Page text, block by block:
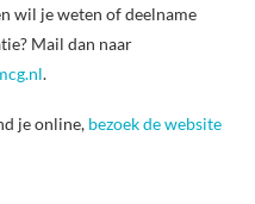
wil je weten of deelname
Mail dan naar
.
je online, bezoek de website